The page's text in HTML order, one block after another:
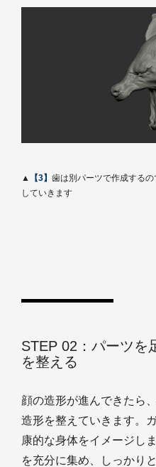
▲ 【3】 歯は別パーツで作成する
していきます
STEP 02：パーツを
を整える
顔の造形が進んできたら
造形を整えていきます。
康的な身体をイメージし
を充分に集め、しっかり